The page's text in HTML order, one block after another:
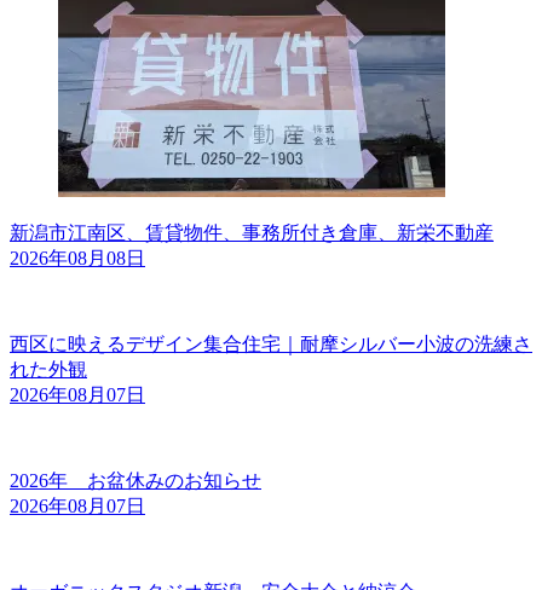
新潟市江南区、賃貸物件、事務所付き倉庫、新栄不動産
2026年08月08日
西区に映えるデザイン集合住宅｜耐摩シルバー小波の洗練さ
れた外観
2026年08月07日
2026年 お盆休みのお知らせ
2026年08月07日